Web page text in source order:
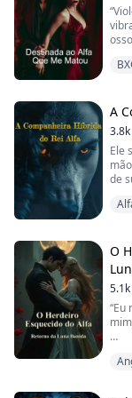
Eu
A
3.8k
Ele
de
O
5.1k
“Eu